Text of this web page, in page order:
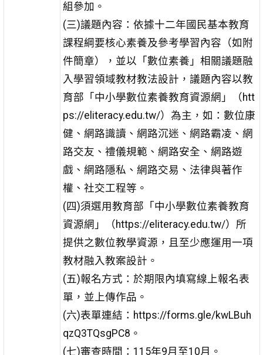
組參加。
(三)議題內容：依據十二年國民基本教育
課程綱要核心素養及參考學習內容（如附
件簡章），並以「數位素養」相關議題融
入學習領域教材教法設計，議題內容以教
育部「中小學數位素養教育資源網」（htt
ps://eliteracy.edu.tw/）為主，如：數位康
健、網路識讀、網路沉迷、網路霸凌、網
路交友、禮儀規範、網路安全、網路遊
戲、網路隱私、網路交易、法律與著作
權、社交工程等。
(四)須選用教育部「中小學數位素養教育
資源網」（https://eliteracy.edu.tw/）所
提供之數位教學資源，且至少應運用一項
教材融入教案設計。
(五)報名方式：於期限內填寫線上報名表
單，並上傳作品。
(六)表單連結：https://forms.gle/kwLBuh
qzQ3TQsgPC8。
(七)審查時間：115年9月至10月。